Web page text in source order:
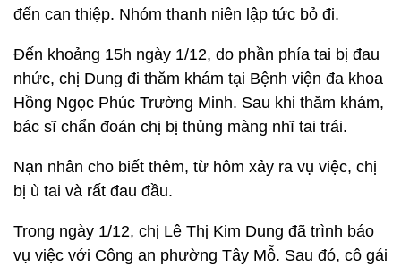
đến can thiệp. Nhóm thanh niên lập tức bỏ đi.
Đến khoảng 15h ngày 1/12, do phần phía tai bị đau
nhức, chị Dung đi thăm khám tại Bệnh viện đa khoa
Hồng Ngọc Phúc Trường Minh. Sau khi thăm khám,
bác sĩ chẩn đoán chị bị thủng màng nhĩ tai trái.
Nạn nhân cho biết thêm, từ hôm xảy ra vụ việc, chị
bị ù tai và rất đau đầu.
Trong ngày 1/12, chị Lê Thị Kim Dung đã trình báo
vụ việc với Công an phường Tây Mỗ. Sau đó, cô gái